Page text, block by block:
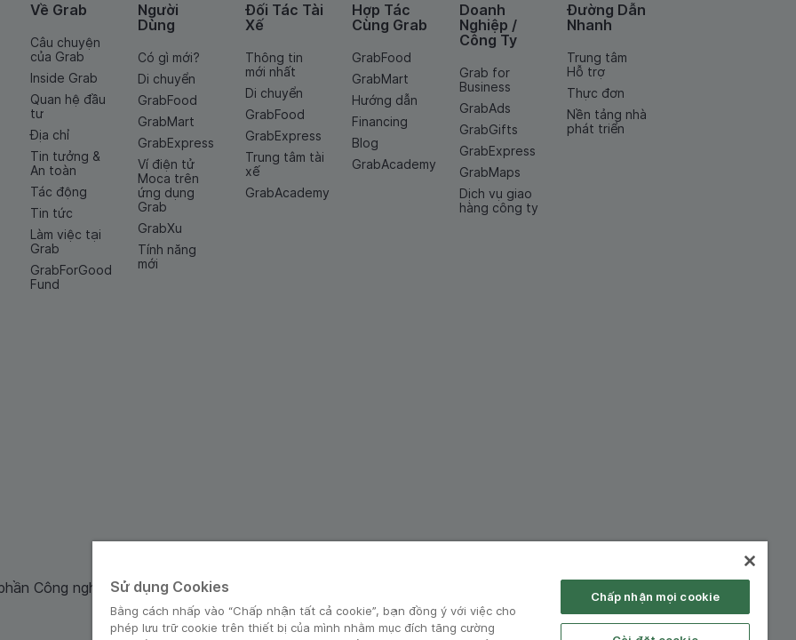
Về Grab
Câu chuyện
của Grab
Inside Grab
Quan hệ đầu
tư
Địa chỉ
Tin tưởng &
An toàn
Tác động
Tin tức
Làm việc tại
Grab
GrabForGood
Fund
Người
Dùng
Có gì mới?
Di chuyển
GrabFood
GrabMart
GrabExpress
Ví điện tử
Moca trên
ứng dụng
Grab
GrabXu
Tính năng
mới
Đối Tác Tài
Xế
Thông tin
mới nhất
Di chuyển
GrabFood
GrabExpress
Trung tâm tài
xế
GrabAcademy
Hợp Tác
Cùng Grab
GrabFood
GrabMart
Hướng dẫn
Financing
Blog
GrabAcademy
Doanh
Nghiệp /
Công Ty
Grab for
Business
GrabAds
GrabGifts
GrabExpress
GrabMaps
Dịch vụ giao
hàng công ty
Đường Dẫn
Nhanh
Trung tâm
Hỗ trợ
Thực đơn
Nền tảng nhà
phát triển
Công nghệ và Dịch Vụ Moca cung cấp. Mã số doanh nghiệp:
Sử dụng Cookies
Bằng cách nhấp vào “Chấp nhận tất cả cookie”, bạn đồng ý với việc cho
phép lưu trữ cookie trên thiết bị của mình nhằm mục đích tăng cường
Chấp nhận mọi cookie